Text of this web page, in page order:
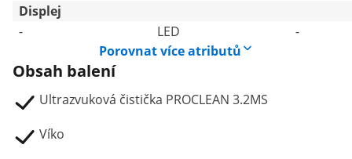
Displej
-
LED
-
Porovnat více atributů
Obsah balení
Ultrazvuková čistička PROCLEAN 3.2MS
Víko